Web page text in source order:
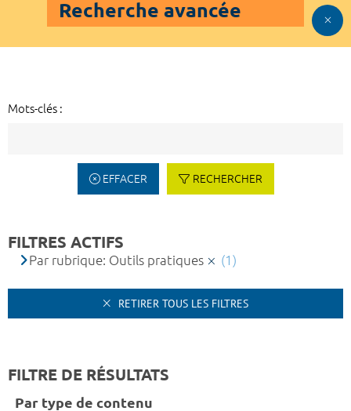
Recherche avancée
Mots-clés :
EFFACER RECHERCHER
FILTRES ACTIFS
Par rubrique: Outils pratiques (1)
RETIRER TOUS LES FILTRES
FILTRE DE RÉSULTATS
Par type de contenu